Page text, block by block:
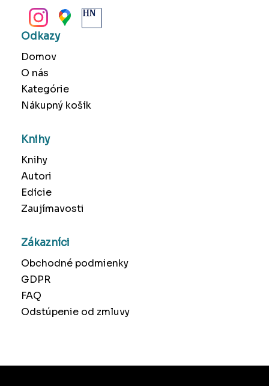
Odkazy
Domov
O nás
Kategórie
Nákupný košík
Knihy
Knihy
Autori
Edície
Zaujímavosti
Zákazníci
Obchodné podmienky
GDPR
FAQ
Odstúpenie od zmluvy